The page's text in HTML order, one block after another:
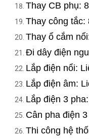
Thay CB phụ:
Thay công
Thay ổ cắm
Đi dây điện
Lắp điện nổi:
Lắp điện âm:
Lắp điện 3
Cân pha điện
Thi công hệ